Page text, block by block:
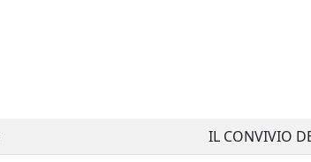
IL CONVIVIO